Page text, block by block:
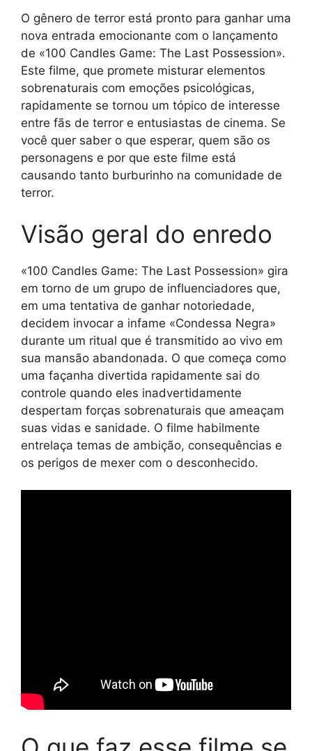
O gênero de terror está pronto para ganhar uma
nova entrada emocionante com o lançamento
de «100 Candles Game: The Last Possession».
Este filme, que promete misturar elementos
sobrenaturais com emoções psicológicas,
rapidamente se tornou um tópico de interesse
entre fãs de terror e entusiastas de cinema. Se
você quer saber o que esperar, quem são os
personagens e por que este filme está
causando tanto burburinho na comunidade de
terror.
Visão geral do enredo
«100 Candles Game: The Last Possession» gira
em torno de um grupo de influenciadores que,
em uma tentativa de ganhar notoriedade,
decidem invocar a infame «Condessa Negra»
durante um ritual que é transmitido ao vivo em
sua mansão abandonada. O que começa como
uma façanha divertida rapidamente sai do
controle quando eles inadvertidamente
despertam forças sobrenaturais que ameaçam
suas vidas e sanidade. O filme habilmente
entrelaça temas de ambição, consequências e
os perigos de mexer com o desconhecido.